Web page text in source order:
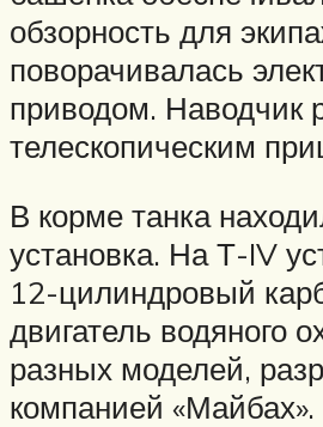
обзорность для
поворачивалась
приводом. Наводчик
телескопическим
В корме танка
установка. На Т-IV
12-цилиндровый
двигатель водяного
разных моделей,
компанией «Майбах».